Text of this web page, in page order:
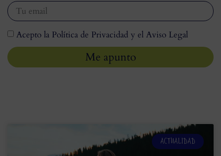
Acepto la Política de Privacidad y el Aviso Legal
Me apunto
ACTUALIDAD